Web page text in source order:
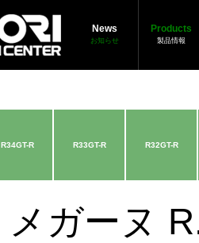
News
お知らせ
Products
製品情報
R34GT-R R33GT-R R32GT-R
メガーヌ